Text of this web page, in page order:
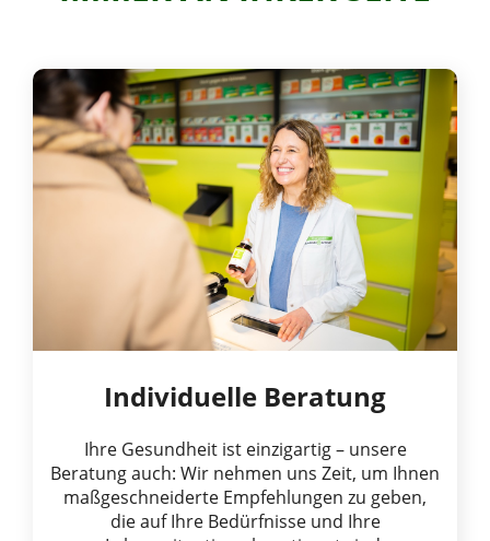
Individuelle Beratung
Ihre Gesundheit ist einzigartig – unsere
Beratung auch: Wir nehmen uns Zeit, um Ihnen
maßgeschneiderte Empfehlungen zu geben,
die auf Ihre Bedürfnisse und Ihre